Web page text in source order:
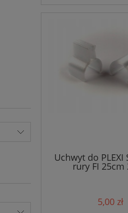
Uchwyt do PLEXI
rury FI 25cm
5,00 zł